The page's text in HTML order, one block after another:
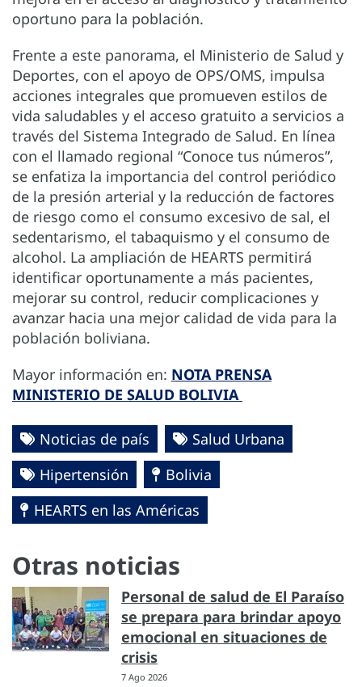
oportuno para la población.
Frente a este panorama, el Ministerio de Salud y
Deportes, con el apoyo de OPS/OMS, impulsa
acciones integrales que promueven estilos de
vida saludables y el acceso gratuito a servicios a
través del Sistema Integrado de Salud. En línea
con el llamado regional “Conoce tus números”,
se enfatiza la importancia del control periódico
de la presión arterial y la reducción de factores
de riesgo como el consumo excesivo de sal, el
sedentarismo, el tabaquismo y el consumo de
alcohol. La ampliación de HEARTS permitirá
identificar oportunamente a más pacientes,
mejorar su control, reducir complicaciones y
avanzar hacia una mejor calidad de vida para la
población boliviana.
Mayor información en: NOTA PRENSA
MINISTERIO DE SALUD BOLIVIA
Noticias de país
Salud Urbana
Hipertensión
Bolivia
HEARTS en las Américas
Otras noticias
Personal de salud de El Paraíso
se prepara para brindar apoyo
emocional en situaciones de
crisis
7 Ago 2026